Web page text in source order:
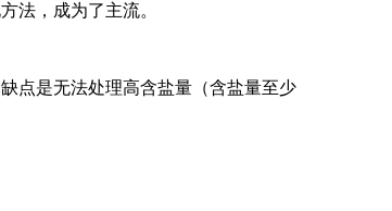
法，成为了主流。
点是无法处理高含盐量（含盐量至少